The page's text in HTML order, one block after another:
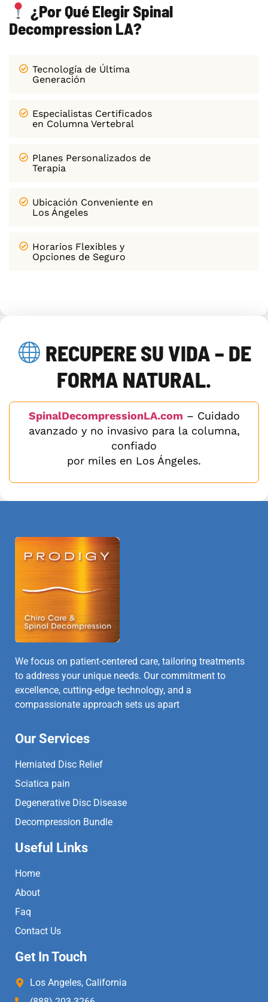
¿Por Qué Elegir Spinal
Decompression LA?
Tecnología de Última
Generación
Especialistas Certificados
en Columna Vertebral
Planes Personalizados de
Terapia
Ubicación Conveniente en
Los Ángeles
Horarios Flexibles y
Opciones de Seguro
RECUPERE SU VIDA – DE
FORMA NATURAL.
SpinalDecompressionLA.com – Cuidado
avanzado y no invasivo para la columna,
confiado
por miles en Los Ángeles.
We focus on patient-centered care, tailoring treatments
to address your unique needs. Our commitment to
excellence, cutting-edge technology, and a
compassionate approach sets us apart
Our Services
Herniated Disc Relief
Sciatica pain
Degenerative Disc Disease
Decompression Bundle
Useful Links
Home
About
Faq
Contact Us
Get In Touch
Los Angeles, California